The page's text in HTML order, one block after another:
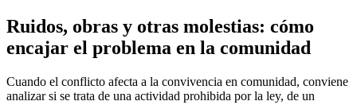
Ruidos, obras y otras molestias: cómo
encajar el problema en la comunidad
Cuando el conflicto afecta a la convivencia en comunidad, conviene
analizar si se trata de una actividad prohibida por la ley, de un